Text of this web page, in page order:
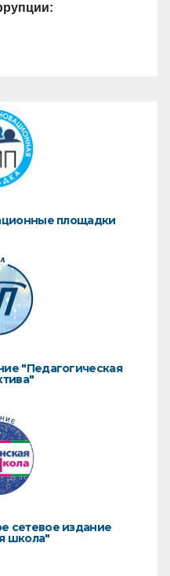
площадки
"Педагогическая
сетевое издание
школа"